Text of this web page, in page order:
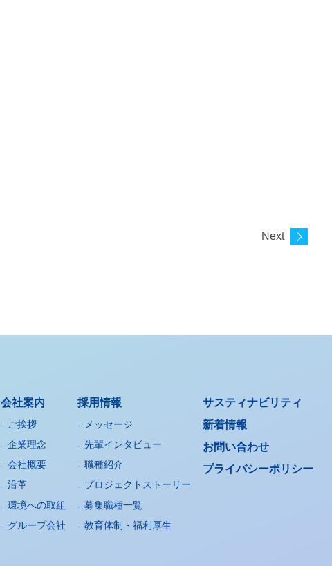
Next
会社案内
ご挨拶
企業理念
会社概要
沿革
環境への取組
グループ会社
採用情報
メッセージ
先輩インタビュー
職種紹介
プロジェクトストーリー
募集職種一覧
教育体制・福利厚生
サスティナビリティ
新着情報
お問い合わせ
プライバシーポリシー